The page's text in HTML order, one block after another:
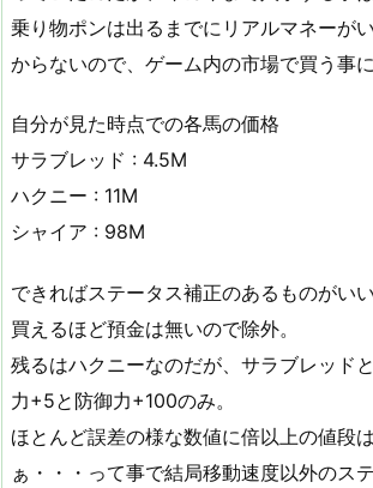
乗り物ポンは出るまでにリアルマネーが
からないので、ゲーム内の市場で買う事に
自分が見た時点での各馬の価格
サラブレッド : 4.5M
ハクニー : 11M
シャイア : 98M
できればステータス補正のあるものがい
買えるほど預金は無いので除外。
残るはハクニーなのだが、サラブレッド
力+5と防御力+100のみ。
ほとんど誤差の様な数値に倍以上の値段
ぁ・・・って事で結局移動速度以外のス